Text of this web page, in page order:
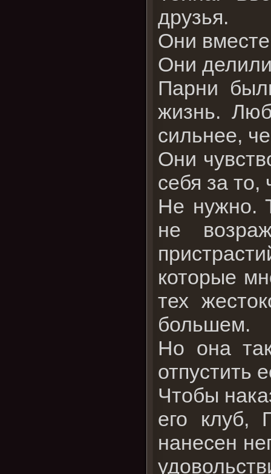
друзья.
Они
Они
Парни
жизнь.
сильнее,
Они
себя за то,
Не нужно.
не
которые
тех
большем.
Но она
отпустить
Чтобы
его клуб,
нанесен